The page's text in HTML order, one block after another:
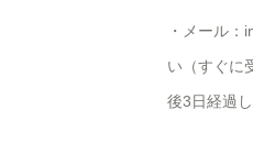
・メール
い（すぐに
後3日経過